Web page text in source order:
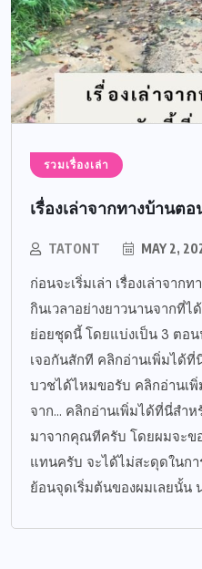
รวมเรื่องเล่า
เรื่องเล่าจากทางบ้านต
TATONT MAY 2,
ก่อนจะเริ่มเล่า เรื่องเล่าจาก
กินเวลาอย่างยาวนานจากที่ไ
ย่อยชุดนี้ โดยแบ่งเป็น 3 ตอน
เจอกันสักที คลิกอ่านเพิ่มได้ที่
บวชได้ไหมขอรับ คลิกอ่านเ
จาก… คลิกอ่านเพิ่มได้ที่นี่สำห
มาจากคุณทีครับ โดยผมจะข
แทนครับ จะได้ไม่สะดุดในก
ย้อนจุดเริ่มต้นของผมเลยนั้น